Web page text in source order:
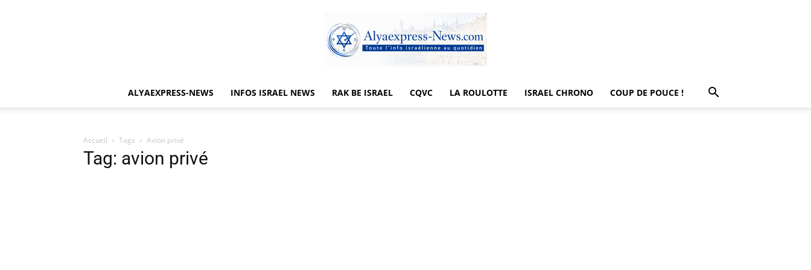
ALYAEXPRESS-NEWS INFOS ISRAEL NEWS RAK BE ISRAEL CQVC LA ROULOTTE ISRAEL CHRONO COUP DE POUCE !
Accueil Tags Avion privé
Tag: avion privé